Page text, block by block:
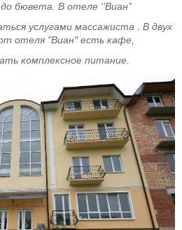
бювета. В отеле ‘’Виан’’
услугами массажиста . В двух
отеля "Виан" есть кафе,
комплексное питание.